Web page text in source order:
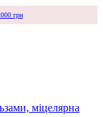
грн
міцелярна